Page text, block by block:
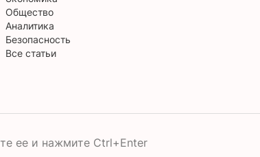
Общество
Аналитика
Безопасность
Все статьи
ее и нажмите Ctrl+Enter